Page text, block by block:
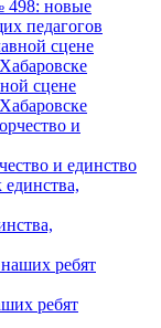
498: новые
педагогов
сцене
и единство
ребят